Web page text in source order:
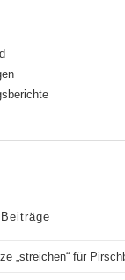
„streichen“ für